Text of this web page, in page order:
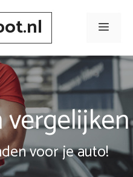
Menu
voor je auto!